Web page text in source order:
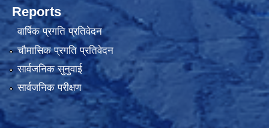
Reports
वार्षिक प्रगति प्रतिवेदन
चौमासिक प्रगति प्रतिवेदन
सार्वजनिक सुनुवाई
सार्वजनिक परीक्षण